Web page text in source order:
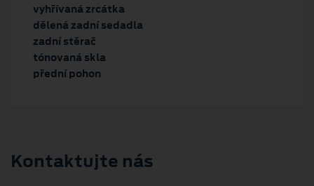
vyhřívaná zrcátka
dělená zadní sedadla
zadní stěrač
tónovaná skla
přední pohon
Kontaktujte nás